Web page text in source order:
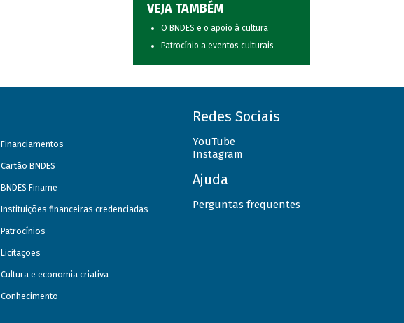
VEJA TAMBÉM
O BNDES e o apoio à cultura
Patrocínio a eventos culturais
Financiamentos
Cartão BNDES
BNDES Finame
Instituições financeiras credenciadas
Patrocínios
Licitações
Cultura e economia criativa
Conhecimento
Redes Sociais
YouTube
Instagram
Ajuda
Perguntas frequentes